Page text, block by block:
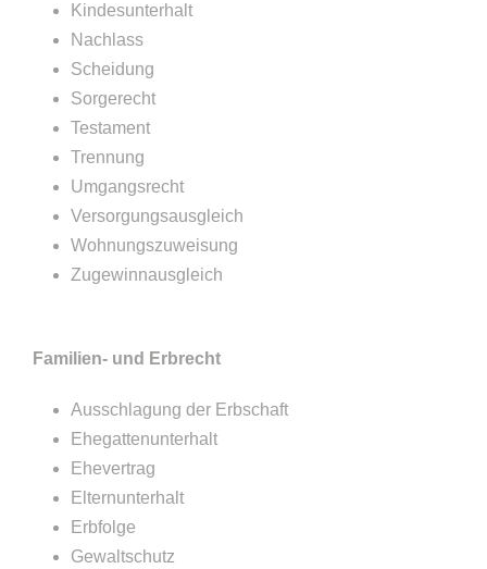
Kindesunterhalt
Nachlass
Scheidung
Sorgerecht
Testament
Trennung
Umgangsrecht
Versorgungsausgleich
Wohnungszuweisung
Zugewinnausgleich
Familien- und Erbrecht
Ausschlagung der Erbschaft
Ehegattenunterhalt
Ehevertrag
Elternunterhalt
Erbfolge
Gewaltschutz